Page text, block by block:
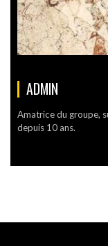
ADMIN
Amatrice du groupe,
depuis 10 ans.